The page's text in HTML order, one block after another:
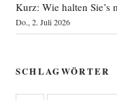
Kurz: Wie halten Sie’s
Do., 2. Juli 2026
SCHLAGWÖRTER